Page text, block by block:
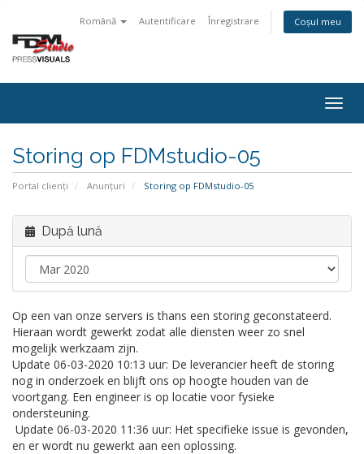
Română Autentificare Înregistrare Coșul meu
Storing op FDMstudio-05
Portal clienți Anunțuri Storing op FDMstudio-05
După lună
Op een van onze servers is thans een storing geconstateerd.
Hieraan wordt gewerkt zodat alle diensten weer zo snel
mogelijk werkzaam zijn.
Update 06-03-2020 10:13 uur: De leverancier heeft de storing
nog in onderzoek en blijft ons op hoogte houden van de
voortgang. Een engineer is op locatie voor fysieke
ondersteuning.
Update 06-03-2020 11:36 uur: Het specifieke issue is gevonden,
en er wordt nu gewerkt aan een oplossing.